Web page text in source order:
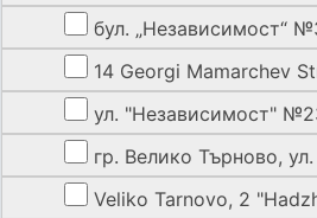
бул. „Независимост“
14 Georgi Mamarchev
ул. "Независимост"
гр. Велико Търново,
Veliko Tarnovo, 2